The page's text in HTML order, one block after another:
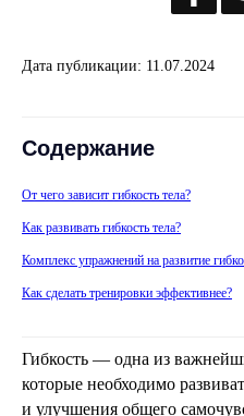
Дата публикации: 11.07.2024
Содержание
От чего зависит гибкость тела?
Как развивать гибкость тела?
Комплекс упражнений на развитие
Как сделать тренировки эффективнее?
Гибкость — одна из
которые необходимо
и улучшения общего